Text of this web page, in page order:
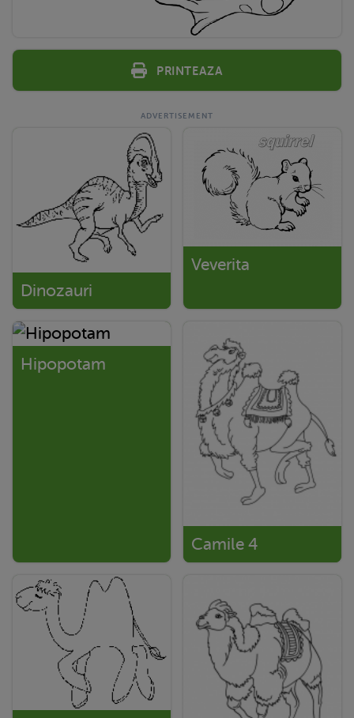
Printeaza
Dinozauri
Veverita
Hipopotam
Camile 4